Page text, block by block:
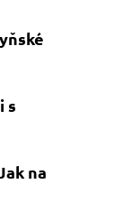
s
na